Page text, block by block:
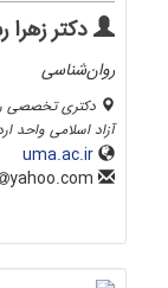
دکتر زهرا
روان‌شناسی
دکتری تخصصی
آزاد اسلامی واحد
uma.ac.ir
yahoo.com